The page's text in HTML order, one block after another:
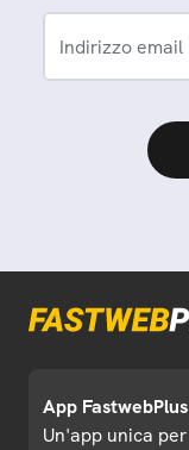
Indirizzo email
App FastwebPlus
Un'app unica per